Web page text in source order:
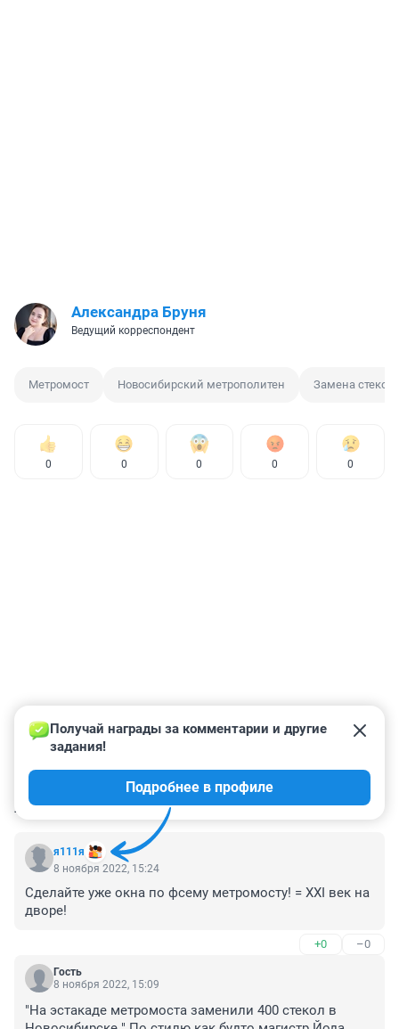
Александра Бруня
Ведущий корреспондент
Метромост Новосибирский метрополитен Замена стекол
0 0 0 0 0
КОММЕНТАРИИ 12
я111я
Получай награды за комментарии и другие
задания!
Подробнее в профиле
8 ноября 2022, 15:24
Сделайте уже окна по фсему метромосту! = XXI век на
дворе!
+0 –0
Гость
8 ноября 2022, 15:09
"На эстакаде метромоста заменили 400 стекол в